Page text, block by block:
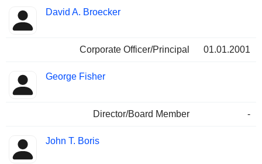
David A. Broecker
Corporate Officer/Principal 01.01.2001
George Fisher
Director/Board Member -
John T. Boris